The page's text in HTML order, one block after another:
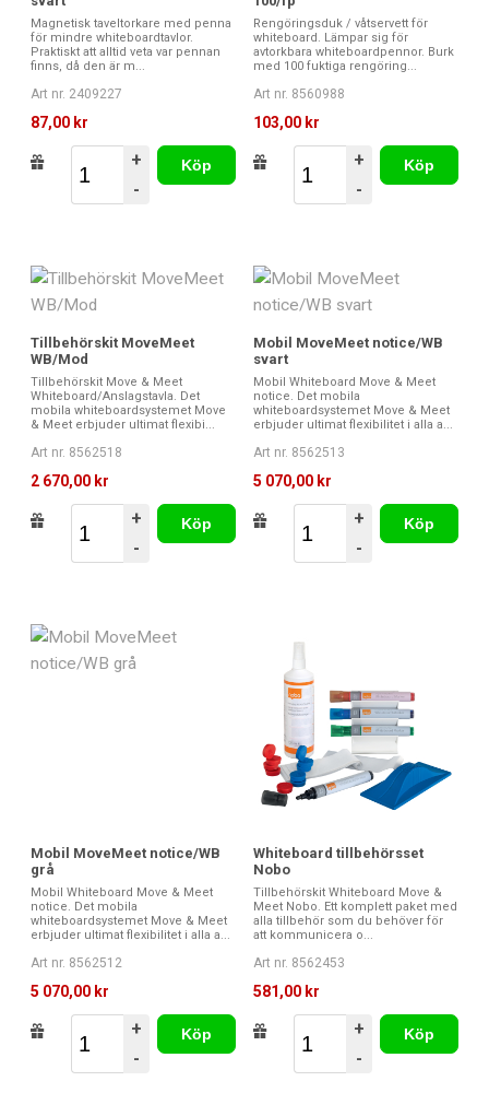
Magnetisk taveltorkare med penna
för mindre whiteboardtavlor.
Praktiskt att alltid veta var pennan
finns, då den är m...
Art nr. 2409227
87,00 kr
+
-
Köp
Rengöringsduk / våtservett för
whiteboard. Lämpar sig för
avtorkbara whiteboardpennor. Burk
med 100 fuktiga rengöring...
Art nr. 8560988
103,00 kr
+
-
Köp
Tillbehörskit MoveMeet
WB/Mod
Tillbehörskit Move & Meet
Whiteboard/Anslagstavla. Det
mobila whiteboardsystemet Move
& Meet erbjuder ultimat flexibi...
Art nr. 8562518
2 670,00 kr
+
-
Köp
Mobil MoveMeet notice/WB
svart
Mobil Whiteboard Move & Meet
notice. Det mobila
whiteboardsystemet Move & Meet
erbjuder ultimat flexibilitet i alla a...
Art nr. 8562513
5 070,00 kr
+
-
Köp
Mobil MoveMeet notice/WB
grå
Mobil Whiteboard Move & Meet
notice. Det mobila
whiteboardsystemet Move & Meet
erbjuder ultimat flexibilitet i alla a...
Art nr. 8562512
5 070,00 kr
+
-
Köp
Whiteboard tillbehörsset
Nobo
Tillbehörskit Whiteboard Move &
Meet Nobo. Ett komplett paket med
alla tillbehör som du behöver för
att kommunicera o...
Art nr. 8562453
581,00 kr
+
-
Köp